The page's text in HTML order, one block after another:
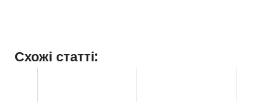
Схожі статті: